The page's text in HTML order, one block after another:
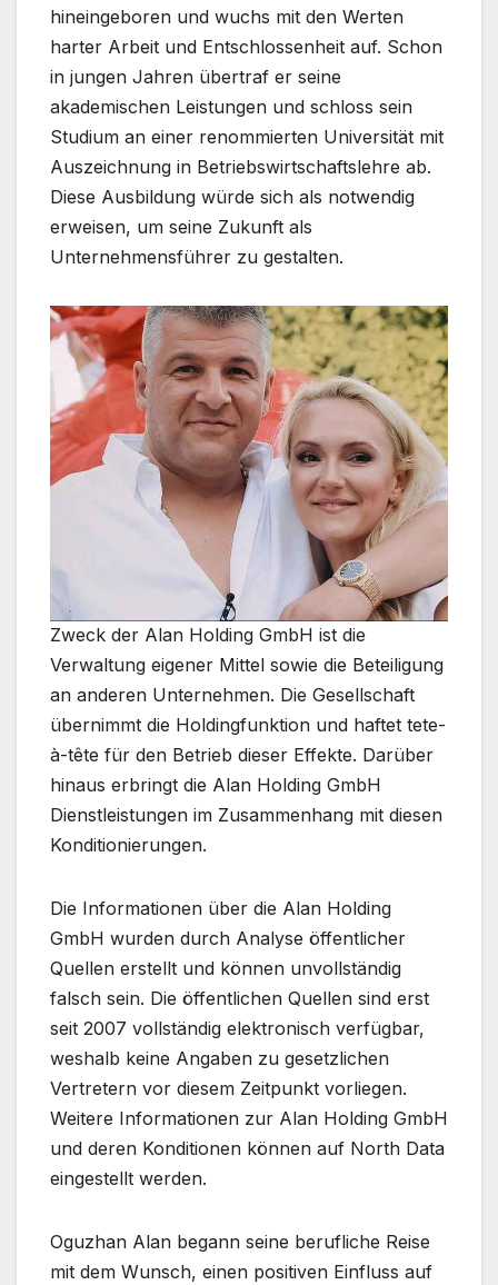
hineingeboren und wuchs mit den Werten
harter Arbeit und Entschlossenheit auf. Schon
in jungen Jahren übertraf er seine
akademischen Leistungen und schloss sein
Studium an einer renommierten Universität mit
Auszeichnung in Betriebswirtschaftslehre ab.
Diese Ausbildung würde sich als notwendig
erweisen, um seine Zukunft als
Unternehmensführer zu gestalten.
Zweck der Alan Holding GmbH ist die
Verwaltung eigener Mittel sowie die Beteiligung
an anderen Unternehmen. Die Gesellschaft
übernimmt die Holdingfunktion und haftet tete-
à-tête für den Betrieb dieser Effekte. Darüber
hinaus erbringt die Alan Holding GmbH
Dienstleistungen im Zusammenhang mit diesen
Konditionierungen.
Die Informationen über die Alan Holding
GmbH wurden durch Analyse öffentlicher
Quellen erstellt und können unvollständig
falsch sein. Die öffentlichen Quellen sind erst
seit 2007 vollständig elektronisch verfügbar,
weshalb keine Angaben zu gesetzlichen
Vertretern vor diesem Zeitpunkt vorliegen.
Weitere Informationen zur Alan Holding GmbH
und deren Konditionen können auf North Data
eingestellt werden.
Oguzhan Alan begann seine berufliche Reise
mit dem Wunsch, einen positiven Einfluss auf